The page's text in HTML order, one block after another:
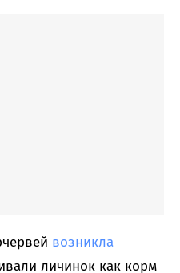
возникла
личинок как корм